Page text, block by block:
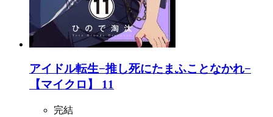
アイドル転生−推し死にたまふことなかれ−
【マイクロ】 11
完結